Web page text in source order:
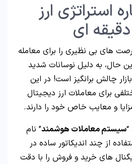
استراتژی ارز
های بی نظیری را برای معامله
حال، به دلیل نوسانات شدید
چالش برانگیز است! در این
برای معاملات ارز دیجیتال
و معایب خاص خود را دارند.
سیستم معاملات هوشمند” نام
از چند اندیکاتور ساده در
دقیقه، سیگنال های خرید و فروش را با دقت